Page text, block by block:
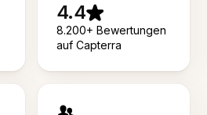
4.4
8.200+ Bewertungen
auf Capterra